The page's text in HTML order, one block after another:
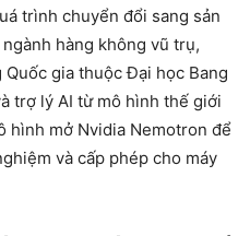
trình chuyển đổi sang sản
hàng không vũ trụ,
gia thuộc Đại học Bang
trợ lý AI từ mô hình thế giới
hình mở Nvidia Nemotron để
và cấp phép cho máy